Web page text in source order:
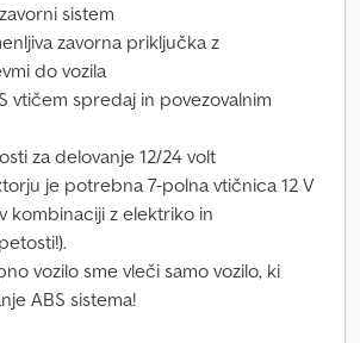
sistem
zavorna priključka z
do vozila
vtičem spredaj in povezovalnim
za delovanje 12/24 volt
je potrebna 7-polna vtičnica 12 V
kombinaciji z elektriko in
vozilo sme vleči samo vozilo, ki
ABS sistema!